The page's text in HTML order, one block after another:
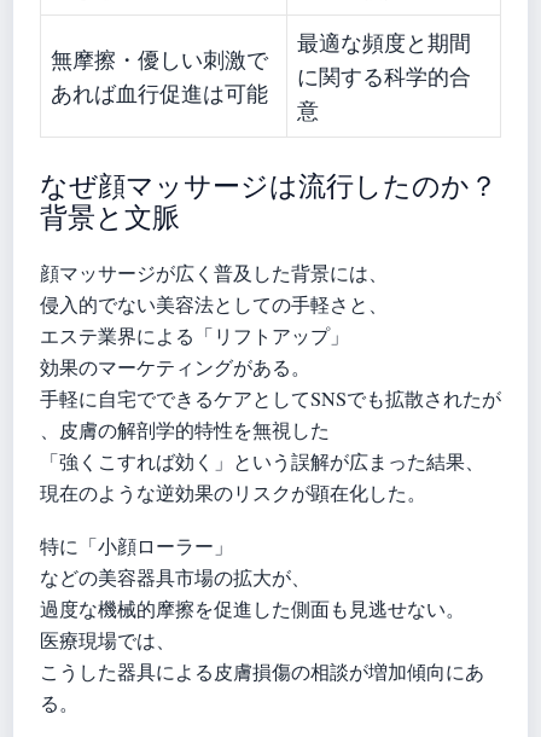
無摩擦・優しい刺激で
あれば血行促進は可能
最適な頻度と期間
に関する科学的合
意
なぜ顔マッサージは流行したのか？
背景と文脈
顔マッサージが広く普及した背景には、
侵入的でない美容法としての手軽さと、
エステ業界による「リフトアップ」
効果のマーケティングがある。
手軽に自宅でできるケアとしてSNSでも拡散されたが
、皮膚の解剖学的特性を無視した
「強くこすれば効く」という誤解が広まった結果、
現在のような逆効果のリスクが顕在化した。
特に「小顔ローラー」
などの美容器具市場の拡大が、
過度な機械的摩擦を促進した側面も見逃せない。
医療現場では、
こうした器具による皮膚損傷の相談が増加傾向にあ
る。